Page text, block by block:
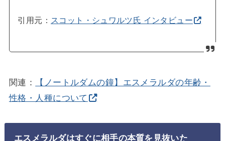
引用元： スコット・シュワルツ氏 インタビュー
関連：
【ノートルダムの鐘】エスメラルダの年齢・
性格・人種について
エスメラルダはすぐに相手の本質を見抜いた